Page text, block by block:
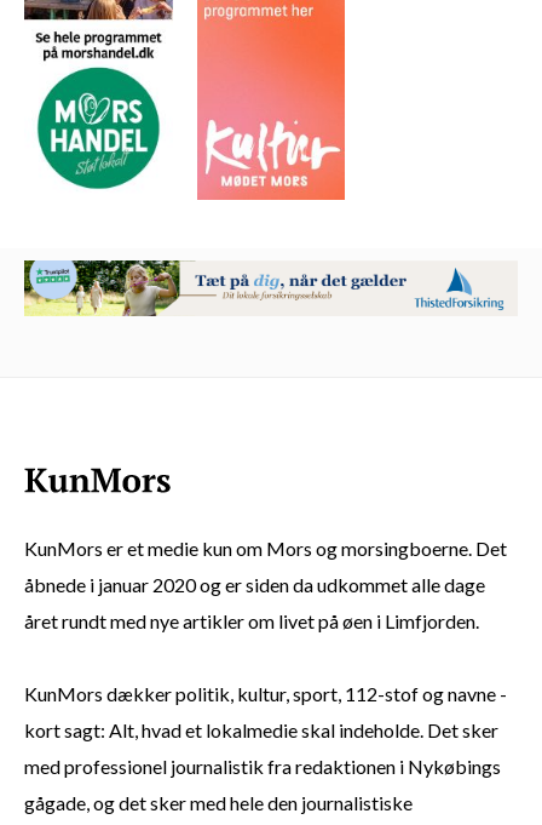
KunMors er et medie kun om Mors og morsingboerne. Det
åbnede i januar 2020 og er siden da udkommet alle dage
året rundt med nye artikler om livet på øen i Limfjorden.
KunMors dækker politik, kultur, sport, 112-stof og navne -
kort sagt: Alt, hvad et lokalmedie skal indeholde. Det sker
med professionel journalistik fra redaktionen i Nykøbings
gågade, og det sker med hele den journalistiske